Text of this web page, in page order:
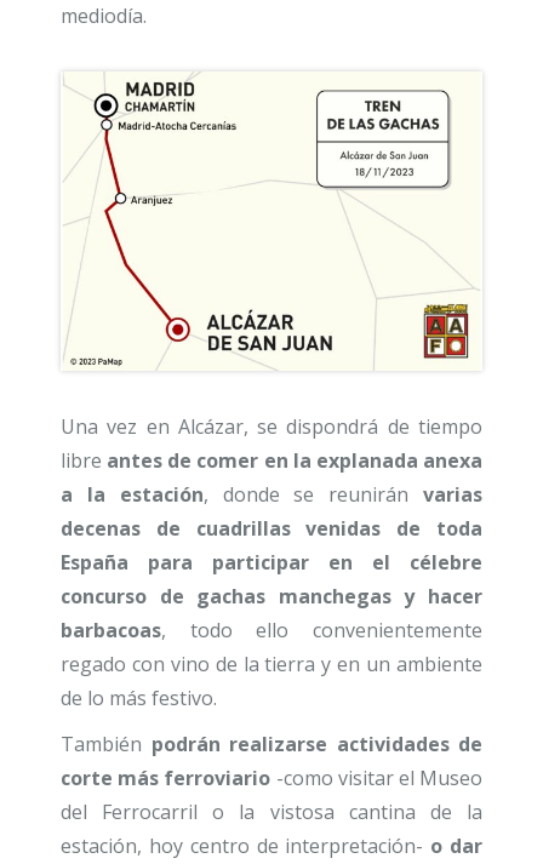
mediodía.
Una vez en Alcázar, se dispondrá de tiempo
libre antes de comer en la explanada anexa
a la estación, donde se reuniránvarias
decenas de cuadrillas venidas de toda
España para participar en el célebre
concurso de gachas manchegas y hacer
barbacoas, todo ello convenientemente
regado con vino de la tierra y en un ambiente
de lo más festivo.
También podrán realizarse actividades de
corte más ferroviario -como visitar el Museo
del Ferrocarril o la vistosa cantina de la
estación, hoy centro de interpretación- o dar